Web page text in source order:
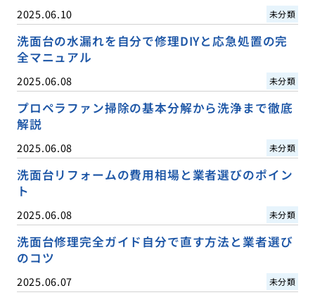
2025.06.10 未分類
洗面台の水漏れを自分で修理DIYと応急処置の完
全マニュアル
2025.06.08 未分類
プロペラファン掃除の基本分解から洗浄まで徹底
解説
2025.06.08 未分類
洗面台リフォームの費用相場と業者選びのポイン
ト
2025.06.08 未分類
洗面台修理完全ガイド自分で直す方法と業者選び
のコツ
2025.06.07 未分類